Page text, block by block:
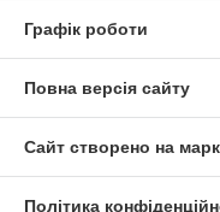
Графік роботи
Повна версія сайту
Сайт створено на
Політика